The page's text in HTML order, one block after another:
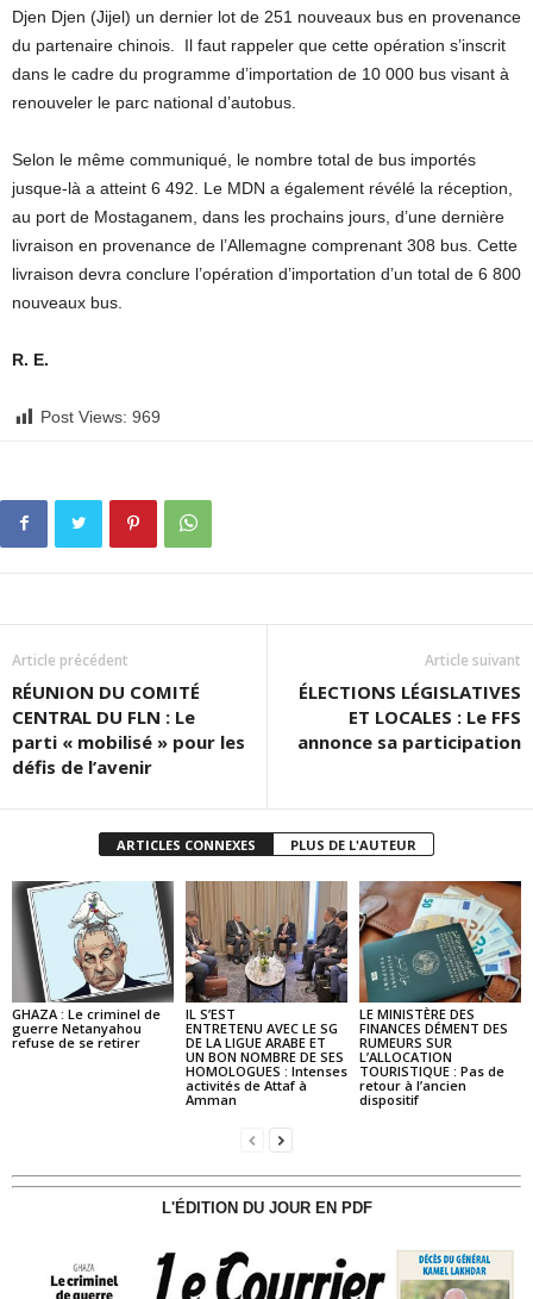
Djen Djen (Jijel) un dernier lot de 251 nouveaux bus en provenance
du partenaire chinois. Il faut rappeler que cette opération s’inscrit
dans le cadre du programme d’importation de 10 000 bus visant à
renouveler le parc national d’autobus.
Selon le même communiqué, le nombre total de bus importés
jusque-là a atteint 6 492. Le MDN a également révélé la réception,
au port de Mostaganem, dans les prochains jours, d’une dernière
livraison en provenance de l’Allemagne comprenant 308 bus. Cette
livraison devra conclure l’opération d’importation d’un total de 6 800
nouveaux bus.
R. E.
Post Views: 969
Article précédent
RÉUNION DU COMITÉ
CENTRAL DU FLN : Le
parti « mobilisé » pour les
défis de l’avenir
Article suivant
ÉLECTIONS LÉGISLATIVES
ET LOCALES : Le FFS
annonce sa participation
ARTICLES CONNEXES PLUS DE L'AUTEUR
GHAZA : Le criminel de
guerre Netanyahou
refuse de se retirer
IL S’EST
ENTRETENU AVEC LE SG
DE LA LIGUE ARABE ET
UN BON NOMBRE DE SES
HOMOLOGUES : Intenses
activités de Attaf à
Amman
LE MINISTÈRE DES
FINANCES DÉMENT DES
RUMEURS SUR
L’ALLOCATION
TOURISTIQUE : Pas de
retour à l’ancien
dispositif
L'ÉDITION DU JOUR EN PDF